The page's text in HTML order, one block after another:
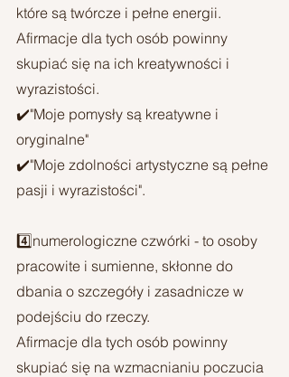
które są twórcze i pełne energii.
Afirmacje dla tych osób powinny
skupiać się na ich kreatywności i
wyrazistości.
✔️"Moje pomysły są kreatywne i
oryginalne"
✔️"Moje zdolności artystyczne są pełne
pasji i wyrazistości".
4️⃣numerologiczne czwórki - to osoby
pracowite i sumienne, skłonne do
dbania o szczegóły i zasadnicze w
podejściu do rzeczy.
Afirmacje dla tych osób powinny
skupiać się na wzmacnianiu poczucia